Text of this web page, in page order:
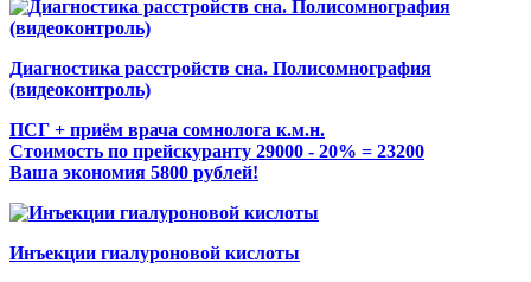
Диагностика расстройств сна. Полисомнография
(видеоконтроль)
ПСГ + приём врача сомнолога к.м.н.
Стоимость по прейскуранту 29000 - 20% = 23200
Ваша экономия 5800 рублей!
Инъекции гиалуроновой кислоты